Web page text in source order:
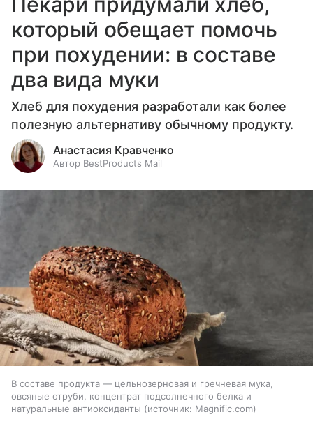
который обещает помочь
при похудении: в составе
два вида муки
Хлеб для похудения разработали как более
полезную альтернативу обычному продукту.
Анастасия Кравченко
Автор BestProducts Mail
В составе продукта — цельнозерновая и гречневая мука,
овсяные отруби, концентрат подсолнечного белка и
натуральные антиоксиданты
источник: Magnific.com